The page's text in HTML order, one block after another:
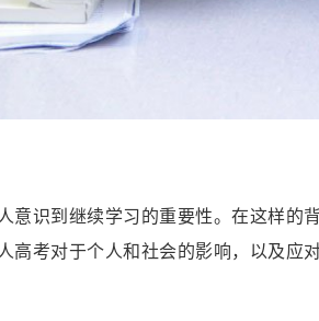
意识到继续学习的重要性。在这样的
考对于个人和社会的影响，以及应